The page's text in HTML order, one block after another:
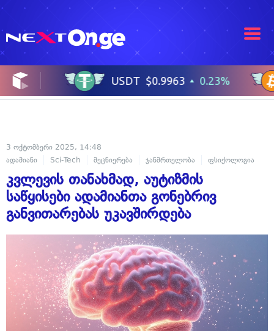
3 ოქტომბერი 2025, 14:48
ადამიანი
Sci-Tech მეცნიერება ჯანმრთელობა ფსიქოლოგია
კვლევის თანახმად, აუტიზმის
საწყისები ადამიანთა გონებრივ
განვითარებას უკავშირდება